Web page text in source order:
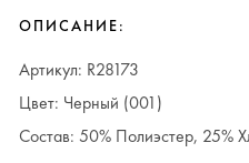
ОПИСАНИЕ:
Артикул: R28173
Цвет: Черный (001)
Состав: 50% Полиэстер, 25%